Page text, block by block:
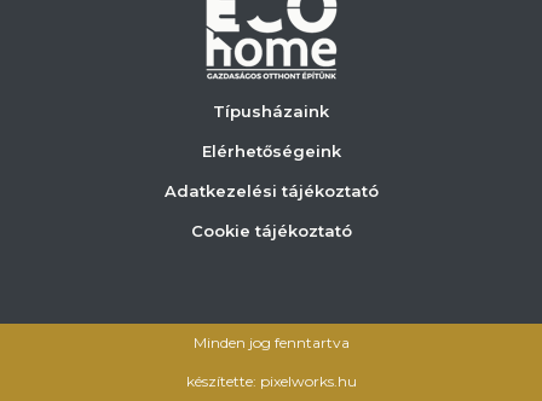
Típusházaink
Elérhetőségeink
Adatkezelési tájékoztató
Cookie tájékoztató
Minden jog fenntartva
készítette: pixelworks.hu